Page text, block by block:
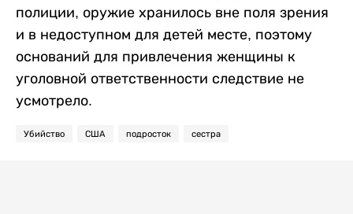
полиции, оружие хранилось вне поля зрения
и в недоступном для детей месте, поэтому
оснований для привлечения женщины к
уголовной ответственности следствие не
усмотрело.
Убийство США подросток сестра